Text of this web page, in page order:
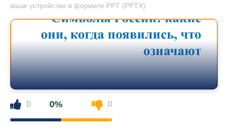
ваше устройство в формате PPT (PPTX).
0 0% 0